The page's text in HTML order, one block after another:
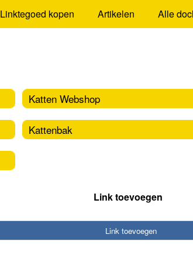
Linktegoed kopen Artikelen Alle
Katten Webshop
Kattenbak
Link toevoegen
Link toevoegen